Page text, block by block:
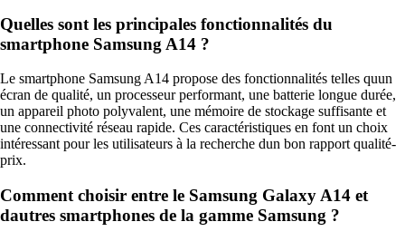
Quelles sont les principales fonctionnalités du
smartphone Samsung A14 ?
Le smartphone Samsung A14 propose des fonctionnalités telles quun
écran de qualité, un processeur performant, une batterie longue durée,
un appareil photo polyvalent, une mémoire de stockage suffisante et
une connectivité réseau rapide. Ces caractéristiques en font un choix
intéressant pour les utilisateurs à la recherche dun bon rapport qualité-
prix.
Comment choisir entre le Samsung Galaxy A14 et
dautres smartphones de la gamme Samsung ?